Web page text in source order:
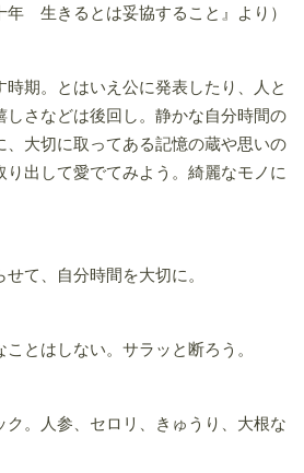
年 生きるとは妥協すること』より）
時期。とはいえ公に発表したり、人と
しさなどは後回し。静かな自分時間の
、大切に取ってある記憶の蔵や思いの
り出して愛でてみよう。綺麗なモノに
て、自分時間を大切に。
とはしない。サラッと断ろう。
ク。人参、セロリ、きゅうり、大根な